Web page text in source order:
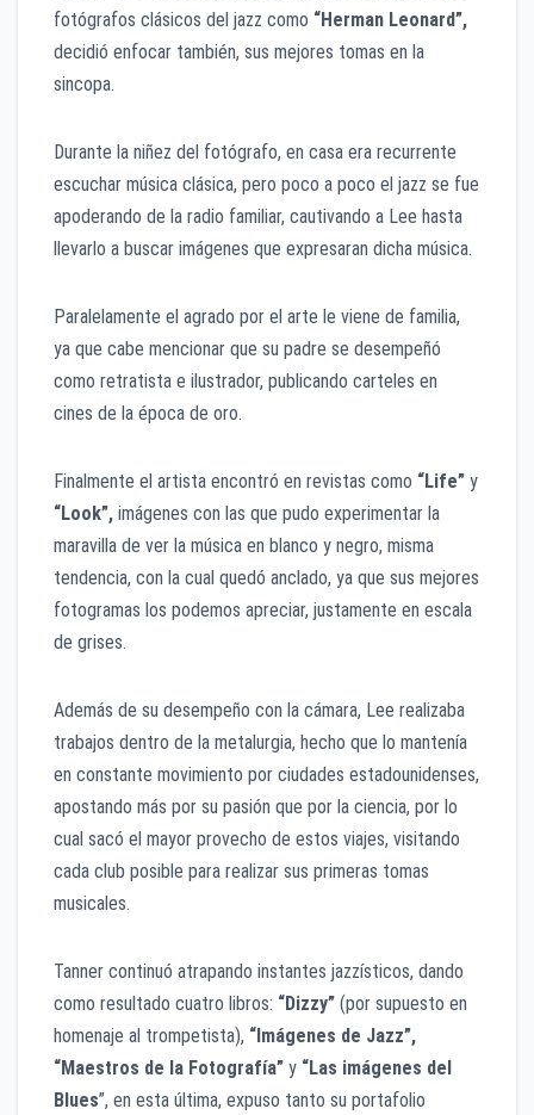
fotógrafos clásicos del jazz como “Herman Leonard”,
decidió enfocar también, sus mejores tomas en la
sincopa.
Durante la niñez del fotógrafo, en casa era recurrente
escuchar música clásica, pero poco a poco el jazz se fue
apoderando de la radio familiar, cautivando a Lee hasta
llevarlo a buscar imágenes que expresaran dicha música.
Paralelamente el agrado por el arte le viene de familia,
ya que cabe mencionar que su padre se desempeñó
como retratista e ilustrador, publicando carteles en
cines de la época de oro.
Finalmente el artista encontró en revistas como “Life” y
“Look”, imágenes con las que pudo experimentar la
maravilla de ver la música en blanco y negro, misma
tendencia, con la cual quedó anclado, ya que sus mejores
fotogramas los podemos apreciar, justamente en escala
de grises.
Además de su desempeño con la cámara, Lee realizaba
trabajos dentro de la metalurgia, hecho que lo mantenía
en constante movimiento por ciudades estadounidenses,
apostando más por su pasión que por la ciencia, por lo
cual sacó el mayor provecho de estos viajes, visitando
cada club posible para realizar sus primeras tomas
musicales.
Tanner continuó atrapando instantes jazzísticos, dando
como resultado cuatro libros: “Dizzy” (por supuesto en
homenaje al trompetista), “Imágenes de Jazz”,
“Maestros de la Fotografía” y “Las imágenes del
Blues”, en esta última, expuso tanto su portafolio